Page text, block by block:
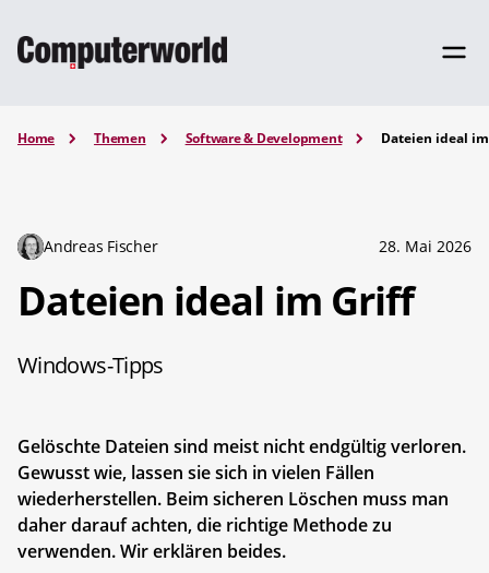
Home Themen Software & Development Dateien ideal
Andreas Fischer 28. Mai 2026
Dateien ideal im Griff
Windows-Tipps
Gelöschte Dateien sind meist nicht endgültig verloren.
Gewusst wie, lassen sie sich in vielen Fällen
wiederherstellen. Beim sicheren Löschen muss man
daher darauf achten, die richtige Methode zu
verwenden. Wir erklären beides.